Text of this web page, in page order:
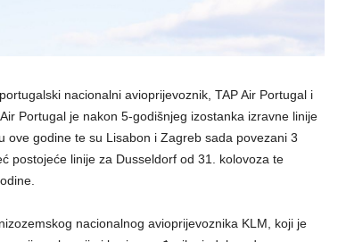
nacionalni avioprijevoznik, TAP Air Portugal i
Portugal je nakon 5-godišnjeg izostanka izravne linije
ove godine te su Lisabon i Zagreb sada povezani 3
postojeće linije za Dusseldorf od 31. kolovoza te
nacionalnog avioprijevoznika KLM, koji je